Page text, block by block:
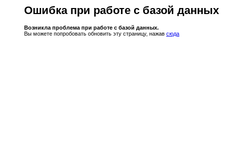
Ошибка при работе с базой данных
Возникла проблема при работе с базой данных.
Вы можете попробовать обновить эту страницу, нажав сюда